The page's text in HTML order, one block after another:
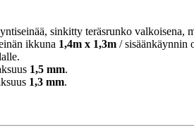
sinkitty teräsrunko valkoisena,
ikkuna 1,4m x 1,3m / sisäänkäynnin
1,5 mm.
1,3 mm.